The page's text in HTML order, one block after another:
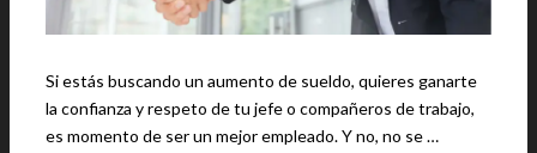
Si estás buscando un aumento de sueldo, quieres ganarte
la confianza y respeto de tu jefe o compañeros de trabajo,
es momento de ser un mejor empleado. Y no, no se …